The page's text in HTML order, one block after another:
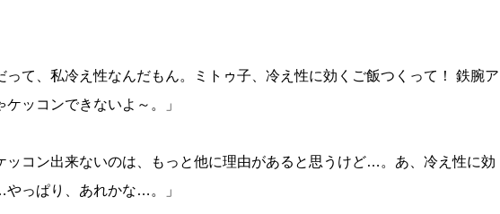
って、私冷え性なんだもん。ミトゥ子、冷え性に効くご飯つくって！ 鉄腕ア
ケッコンできないよ～。」
ッコン出来ないのは、もっと他に理由があると思うけど…。あ、冷え性に効
やっぱり、あれかな…。」